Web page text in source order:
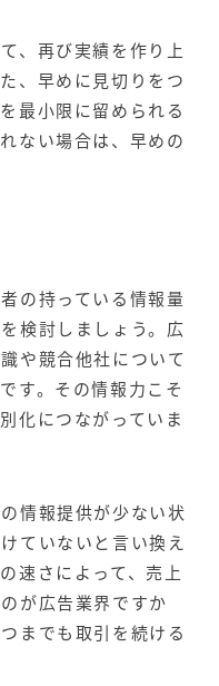
、再び実績を作り上
、早めに見切りをつ
最小限に留められる
ない場合は、早めの
の持っている情報量
検討しましょう。広
や競合他社について
す。その情報力こそ
化につながっていま
情報提供が少ない状
ていないと言い換え
速さによって、売上
が広告業界ですか
までも取引を続ける